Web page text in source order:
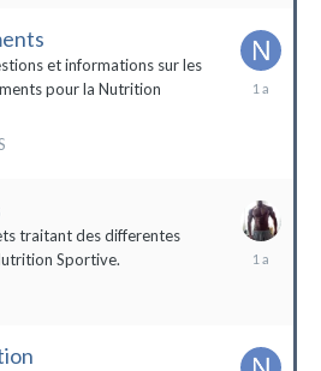
et informations sur les
pour la Nutrition
traitant des differentes
Sportive.